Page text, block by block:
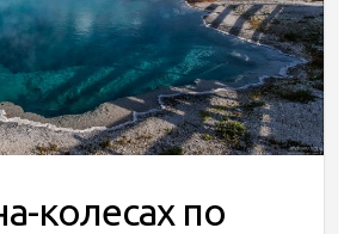
колесах по